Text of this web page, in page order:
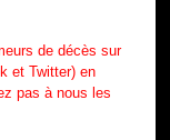
de décès sur
et Twitter) en
pas à nous les